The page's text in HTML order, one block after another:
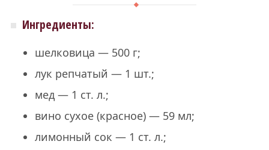
Ингредиенты:
шелковица — 500 г;
лук репчатый — 1 шт.;
мед — 1 ст. л.;
вино сухое (красное) — 59 мл;
лимонный сок — 1 ст. л.;